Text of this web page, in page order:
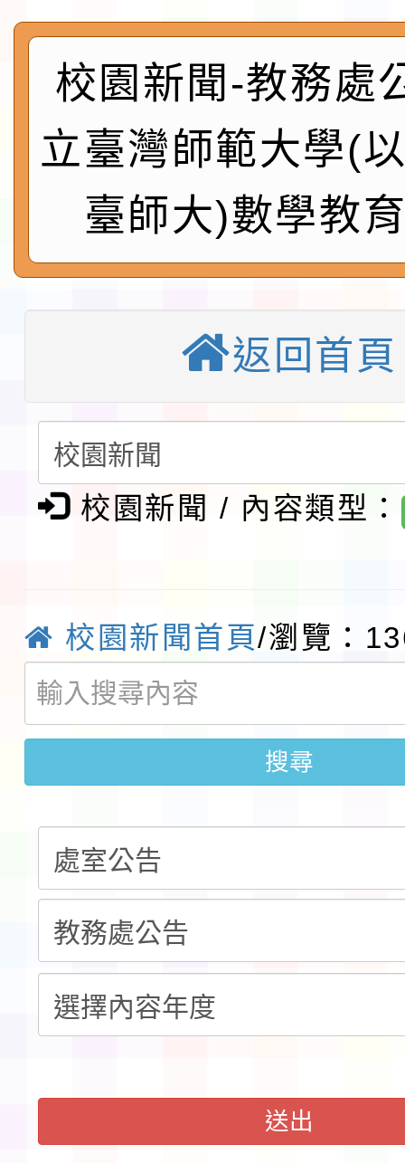
及師生本土語及新住民
實施要點各1份
115年食農教育專業人
程
函轉國家通訊傳播委員
鎮韌性（防空）演習－
速演練執行計畫」
「115年金融知識線上
本校115學年度第1學
第3次招考代課鐘點教
告(不再辦理後續甄選)
檢送「桃園市115學年
程安排一案
「桃園市補助參觀特色
展演活動實施計畫」
請一案
教育部校安中心白海豚
報
淨零綠領人才培育課程
檢送桃園市115學年度
程
函轉國家通訊傳播委員
鎮韌性（防空）演習－
速演練執行計畫」
「115年金融知識線上
法」
本校115學年度第1學
第3次招考代課鐘點教
告(不再辦理後續甄選)
檢送「桃園市115學年
賽實施要點」1份
本市「115學年度學生
程安排一案
「桃園市補助參觀特色
展演活動實施計畫」
請一案
校園新聞-教務處
立臺灣師範大學(
臺師大)數學教
返回首頁
校園新聞 / 內容類型：
校園新聞首頁/瀏覽：
搜尋
送出